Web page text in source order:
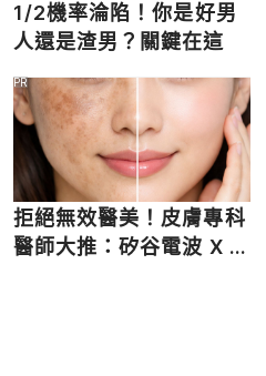
1/2機率淪陷！你是好男
人還是渣男？關鍵在這
拒絕無效醫美！皮膚專科
醫師大推：矽谷電波 X 讓
PR